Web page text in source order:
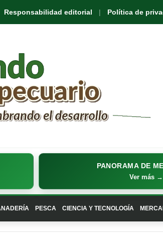
Responsabilidad editorial Política de
PANORAMA DE
Ver más →
PESCA CIENCIA Y TECNOLOGÍA